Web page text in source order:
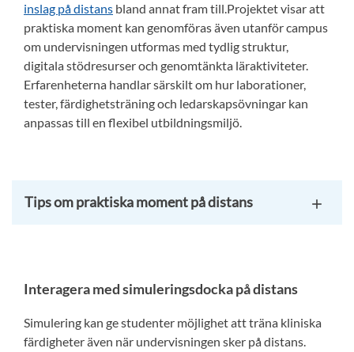
inslag på distans bland annat fram till.Projektet visar att
praktiska moment kan genomföras även utanför campus
om undervisningen utformas med tydlig struktur,
digitala stödresurser och genomtänkta läraktiviteter.
Erfarenheterna handlar särskilt om hur laborationer,
tester, färdighetsträning och ledarskapsövningar kan
anpassas till en flexibel utbildningsmiljö.
Tips om praktiska moment på distans
Interagera med simuleringsdocka på distans
Simulering kan ge studenter möjlighet att träna kliniska
färdigheter även när undervisningen sker på distans.